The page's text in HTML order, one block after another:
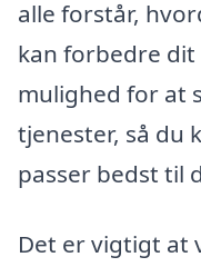
alle forstår,
kan forbedre
mulighed for at
tjenester, så du
passer bedst til
Det er vigtigt at